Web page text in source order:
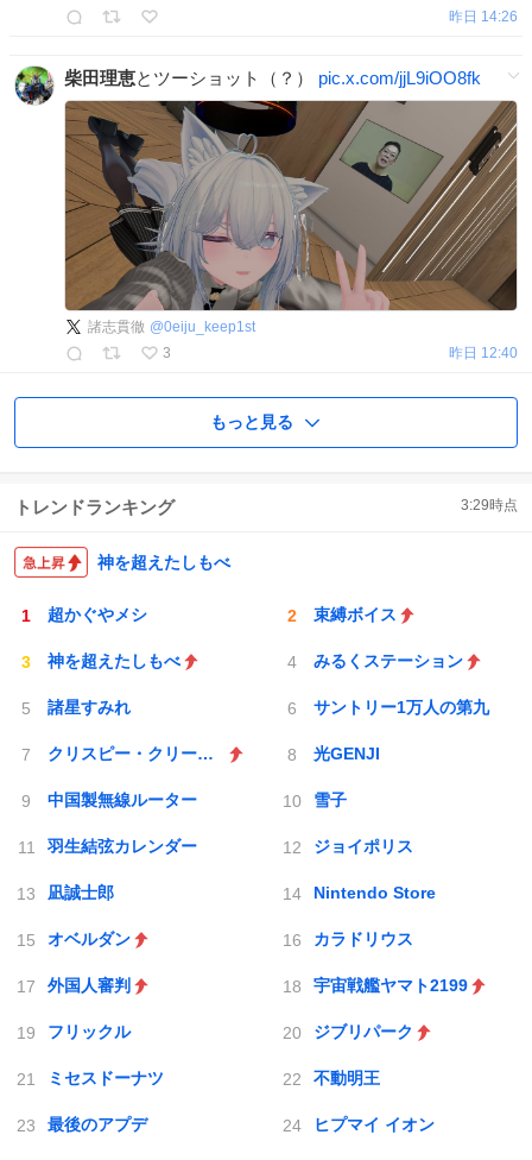
昨日 14:26
柴田理恵とツーショット（？） pic.x.com/jjL9iOO8fk
諸志貫徹 @0eiju_keep1st
3
昨日 12:40
もっと見る
トレンドランキング 3:29時点
神を超えたしもべ
超かぐやメシ 束縛ボイス
神を超えたしもべ みるくステーション
諸星すみれ サントリー1万人の第九
クリスピー・クリーム・ドーナツ 光GENJI
中国製無線ルーター 雪子
羽生結弦カレンダー ジョイポリス
凪誠士郎 Nintendo Store
オベルダン カラドリウス
外国人審判 宇宙戦艦ヤマト2199
フリックル ジブリパーク
ミセスドーナツ 不動明王
最後のアプデ ヒプマイ イオン